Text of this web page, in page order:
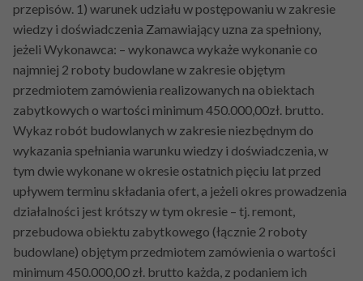
przepisów. 1) warunek udziału w postępowaniu w zakresie
wiedzy i doświadczenia Zamawiający uzna za spełniony,
jeżeli Wykonawca: – wykonawca wykaże wykonanie co
najmniej 2 roboty budowlane w zakresie objętym
przedmiotem zamówienia realizowanych na obiektach
zabytkowych o wartości minimum 450.000,00zł. brutto.
Wykaz robót budowlanych w zakresie niezbędnym do
wykazania spełniania warunku wiedzy i doświadczenia, w
tym dwie wykonane w okresie ostatnich pięciu lat przed
upływem terminu składania ofert, a jeżeli okres prowadzenia
działalności jest krótszy w tym okresie – tj. remont,
przebudowa obiektu zabytkowego (łącznie 2 roboty
budowlane) objętym przedmiotem zamówienia o wartości
minimum 450.000,00 zł. brutto każda, z podaniem ich